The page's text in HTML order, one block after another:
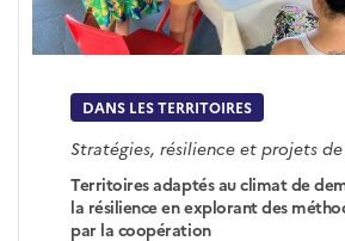
DANS LES TERRITOIRES
Stratégies, résilience et projets
Territoires adaptés au climat de
la résilience en explorant des
par la coopération